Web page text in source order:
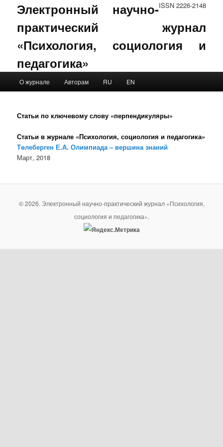
ISSN 2226-2148
Электронный научно-
практический журнал
«Психология, социология и
педагогика»
Skip to primary content
Skip to secondary content
О журнале Авторам RU EN
Статьи по ключевому слову «перпендикуляры»
Статьи в журнале «Психология, социология и педагогика»
Төлеберген Е.А. Олимпиада – вершина знаний
Март, 2018
© 2026. Электронный научно-практический журнал «Психология,
социология и педагогика».